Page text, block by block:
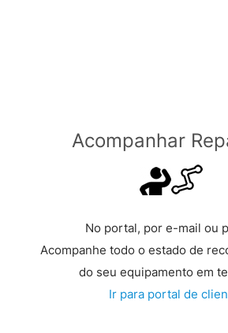
Acompanhar
No portal, por e-mail ou
Acompanhe todo o estado de
do seu equipamento em
Ir para portal de